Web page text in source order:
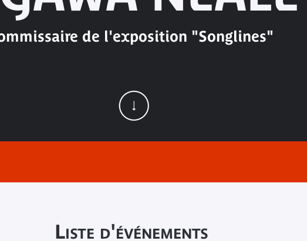
de l'exposition "Songlines"
Liste d'événements